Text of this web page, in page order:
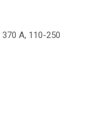
A, 110-250